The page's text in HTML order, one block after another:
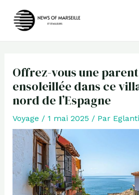
Offrez-vous une
ensoleillée dans ce
nord de l’Espagne
Voyage / 1 mai 2025 / Par